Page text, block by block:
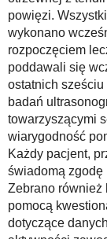
powięzi.
wykonano
rozpoczęciem
poddawali się
ostatnich sześciu
badań
towarzyszącymi
wiarygodność
Każdy pacjent,
świadomą zgodę
Zebrano również
pomocą
dotyczące